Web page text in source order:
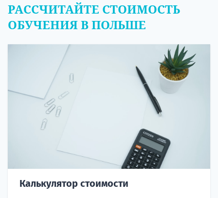
РАССЧИТАЙТЕ СТОИМОСТЬ
ОБУЧЕНИЯ В ПОЛЬШЕ
Калькулятор стоимости